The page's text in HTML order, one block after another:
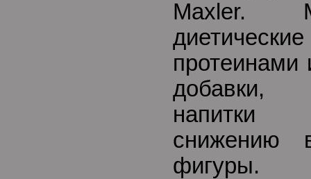
Maxler.
протеинами
добавки,
напитки
снижению
фигуры.